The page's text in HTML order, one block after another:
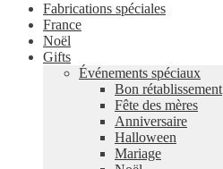
Fabrications spéciales
France
Noël
Gifts
Événements spéciaux
Bon rétablissement
Fête des mères
Anniversaire
Halloween
Mariage